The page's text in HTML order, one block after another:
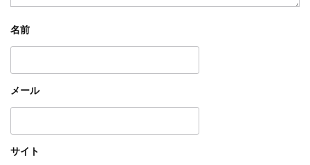
名前
メール
サイト